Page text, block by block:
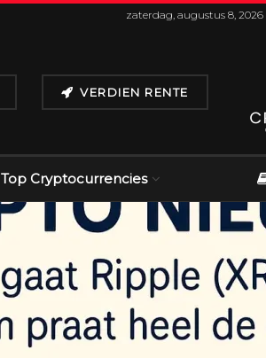
zaterdag, augustus 8, 2026
VERDIEN RENTE
Top Cryptocurrencies